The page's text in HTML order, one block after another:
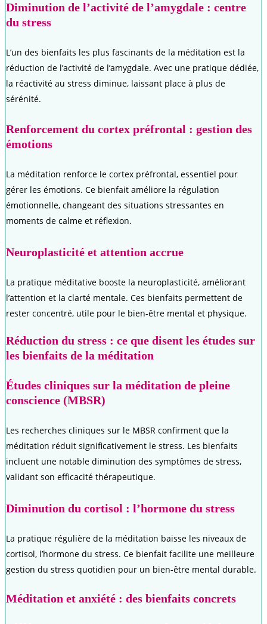
Diminution de l’activité de l’amygdale : centre
du stress
L’un des bienfaits les plus fascinants de la méditation est la
réduction de l’activité de l’amygdale. Avec une pratique dédiée,
la réactivité au stress diminue, laissant place à plus de
sérénité.
Renforcement du cortex préfrontal : gestion des
émotions
La méditation renforce le cortex préfrontal, essentiel pour
gérer les émotions. Ce bienfait améliore la régulation
émotionnelle, changeant des situations stressantes en
moments de calme et réflexion.
Neuroplasticité et attention accrue
La pratique méditative booste la neuroplasticité, améliorant
l’attention et la clarté mentale. Ces bienfaits permettent de
rester concentré, utile pour le bien-être mental et physique.
Réduction du stress : ce que disent les études sur
les bienfaits de la méditation
Études cliniques sur la méditation de pleine
conscience (MBSR)
Les recherches cliniques sur le MBSR confirment que la
méditation réduit significativement le stress. Les bienfaits
incluent une notable diminution des symptômes de stress,
validant son efficacité thérapeutique.
Diminution du cortisol : l’hormone du stress
La pratique régulière de la méditation baisse les niveaux de
cortisol, l’hormone du stress. Ce bienfait facilite une meilleure
gestion du stress quotidien pour un bien-être mental durable.
Méditation et anxiété : des bienfaits concrets